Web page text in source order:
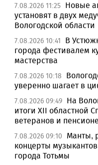
7.08.2026 11:25 Новые
установят в двух
Вологодской области
7.08.2026 10:41
В
города фестивалем
мастерства
7.08.2026 10:18
уверенно шагает в
7.08.2026 09:49 На
итоги XII областной
ветеранов и
7.08.2026 09:10
Манты,
концерты
города Тотьмы